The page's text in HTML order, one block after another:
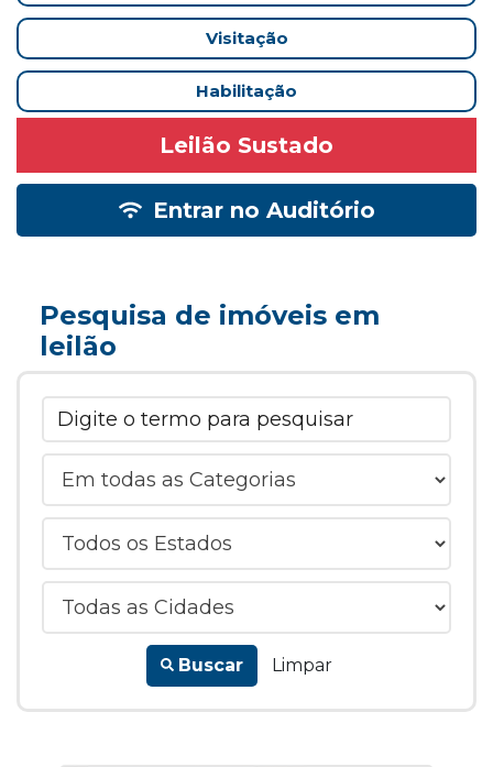
Visitação
Habilitação
Leilão Sustado
Entrar no Auditório
Pesquisa de imóveis em
leilão
Buscar Limpar